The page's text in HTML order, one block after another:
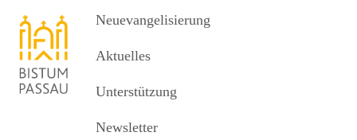
Neuevangelisierung
Aktuelles
Unterstützung
Newsletter
Neuevangelisierung
Spirituelle Wanderung im Lamer Winkel